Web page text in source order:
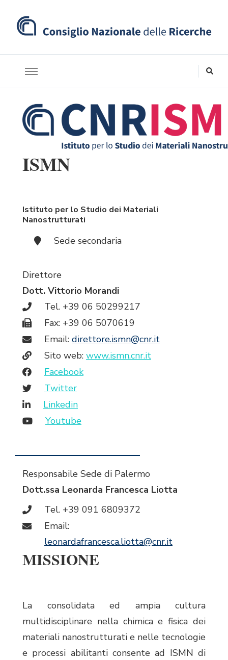
ISMN
Istituto per lo Studio dei Materiali
Nanostrutturati
Sede secondaria
Direttore
Dott. Vittorio Morandi
Tel. +39 06 50299217
Fax: +39 06 5070619
Email: direttore.ismn@cnr.it
Sito web: www.ismn.cnr.it
Facebook
Twitter
Linkedin
Youtube
Responsabile Sede di Palermo
Dott.ssa Leonarda Francesca Liotta
Tel. +39 091 6809372
Email:
leonardafrancesca.liotta@cnr.it
MISSIONE
La consolidata ed ampia cultura
multidisciplinare nella chimica e fisica dei
materiali nanostrutturati e nelle tecnologie
e processi abilitanti consente ad ISMN di